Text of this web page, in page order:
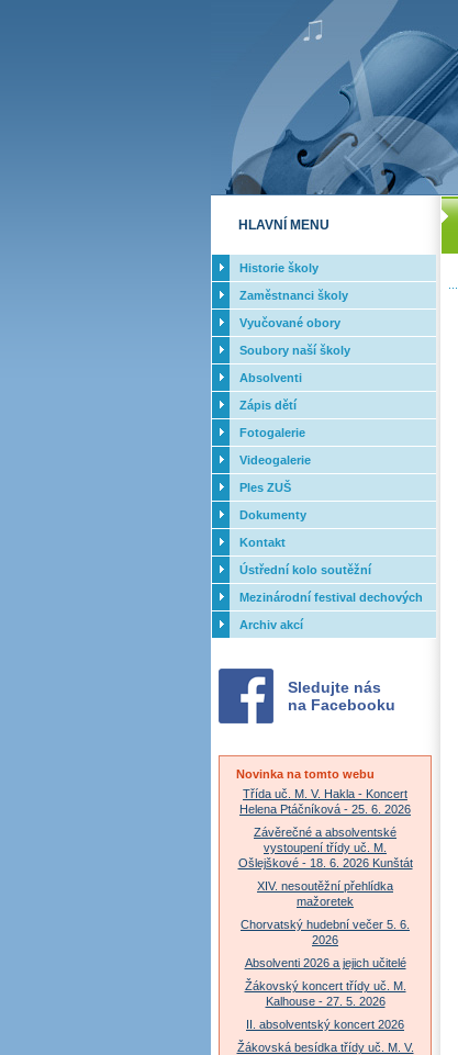
HLAVNÍ MENU
Historie školy
Zaměstnanci školy
Vyučované obory
Soubory naší školy
Absolventi
Zápis dětí
Fotogalerie
Videogalerie
Ples ZUŠ
Dokumenty
Kontakt
Ústřední kolo soutěžní
přehlídky dechových orchestrů
ZUŠ - 2017
Mezinárodní festival dechových
orchestrů - Letovice
Archiv akcí
Sledujte nás
na Facebooku
Novinka na tomto webu
Třída uč. M. V. Hakla - Koncert
Helena Ptáčníková - 25. 6. 2026
Závěrečné a absolventské
vystoupení třídy uč. M.
Ošlejškové - 18. 6. 2026 Kunštát
XIV. nesoutěžní přehlídka
mažoretek
Chorvatský hudební večer 5. 6.
2026
Absolventi 2026 a jejich učitelé
Žákovský koncert třídy uč. M.
Kalhouse - 27. 5. 2026
II. absolventský koncert 2026
Žákovská besídka třídy uč. M. V.